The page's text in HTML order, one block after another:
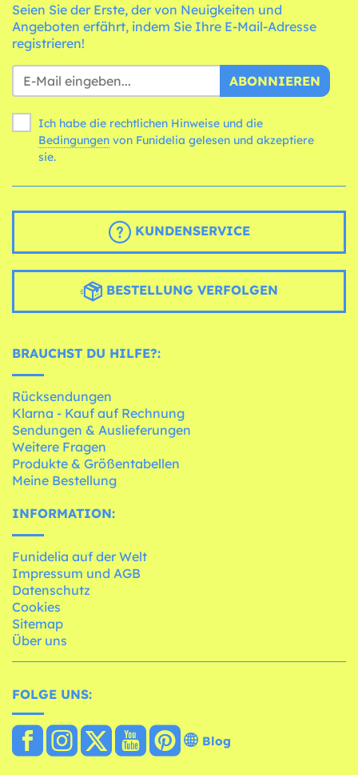
Seien Sie der Erste, der von Neuigkeiten und
Angeboten erfährt, indem Sie Ihre E-Mail-Adresse
registrieren!
ABONNIEREN
Ich habe die rechtlichen Hinweise und die
Bedingungen
sie.
KUNDENSERVICE
BESTELLUNG VERFOLGEN
BRAUCHST DU HILFE?:
Rücksendungen
Klarna - Kauf auf Rechnung
Sendungen & Auslieferungen
Weitere Fragen
Produkte & Größentabellen
Meine Bestellung
INFORMATION:
Funidelia auf der Welt
Impressum und AGB
Datenschutz
Cookies
Sitemap
Über uns
FOLGE UNS:
Blog